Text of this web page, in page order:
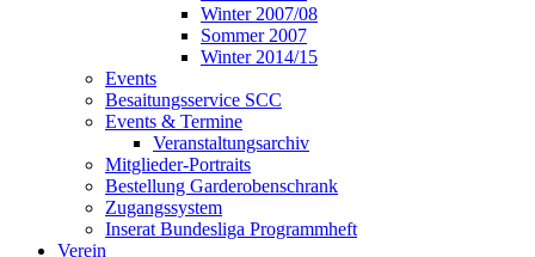
Winter 2007/08
Sommer 2007
Winter 2014/15
Events
Besaitungsservice SCC
Events & Termine
Veranstaltungsarchiv
Mitglieder-Portraits
Bestellung Garderobenschrank
Zugangssystem
Inserat Bundesliga Programmheft
Verein